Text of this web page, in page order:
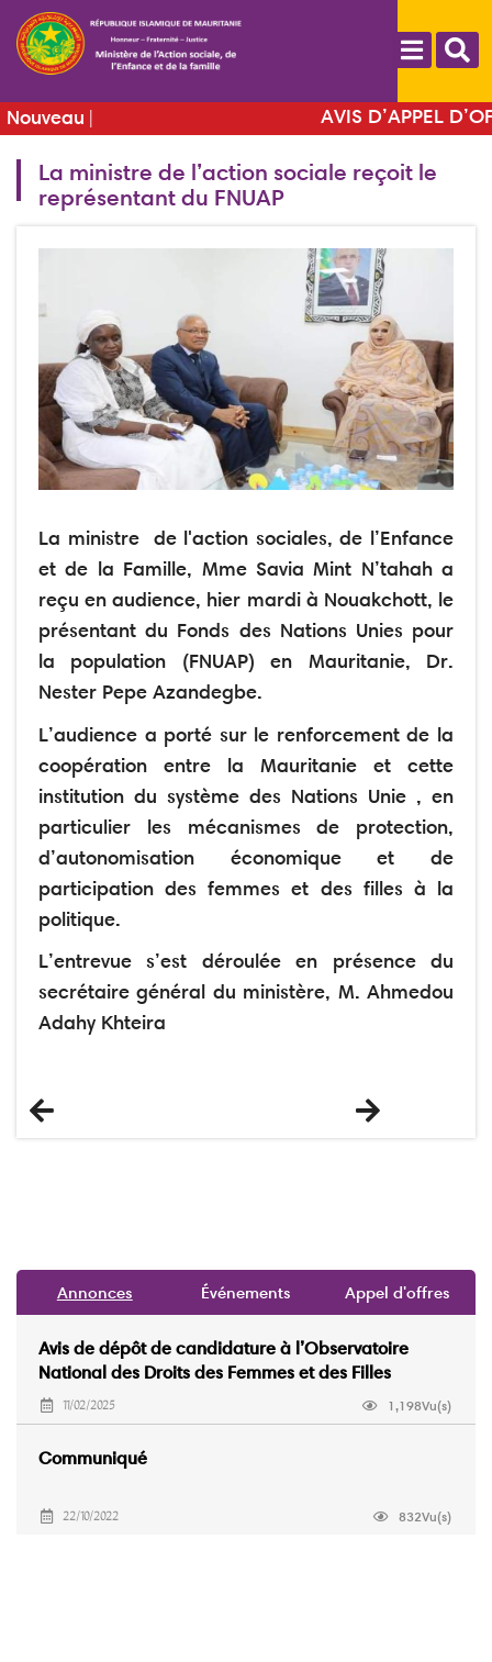
Aller
au
contenu
principal
Nouveau
AVIS D’APPEL
techniques d'aide au
Annonces Événements Appel d'offres
Avis de dépôt de candidature à l’Observatoire
National des Droits des Femmes et des Filles
(ONDFF)
11/02/2025 1,198Vu(s)
Communiqué
22/10/2022 832Vu(s)
La ministre de l’action sociale reçoit le
représentant du FNUAP
La ministre de l'action sociales, de l’Enfance
et de la Famille, Mme Savia Mint N’tahah a
reçu en audience, hier mardi à Nouakchott, le
présentant du Fonds des Nations Unies pour
la population (FNUAP) en Mauritanie, Dr.
Nester Pepe Azandegbe.
L’audience a porté sur le renforcement de la
coopération entre la Mauritanie et cette
institution du système des Nations Unie , en
particulier les mécanismes de protection,
d’autonomisation économique et de
participation des femmes et des filles à la
politique.
L’entrevue s’est déroulée en présence du
secrétaire général du ministère, M. Ahmedou
Adahy Khteira